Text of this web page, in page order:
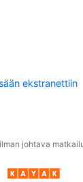
ekstranettiin
johtava